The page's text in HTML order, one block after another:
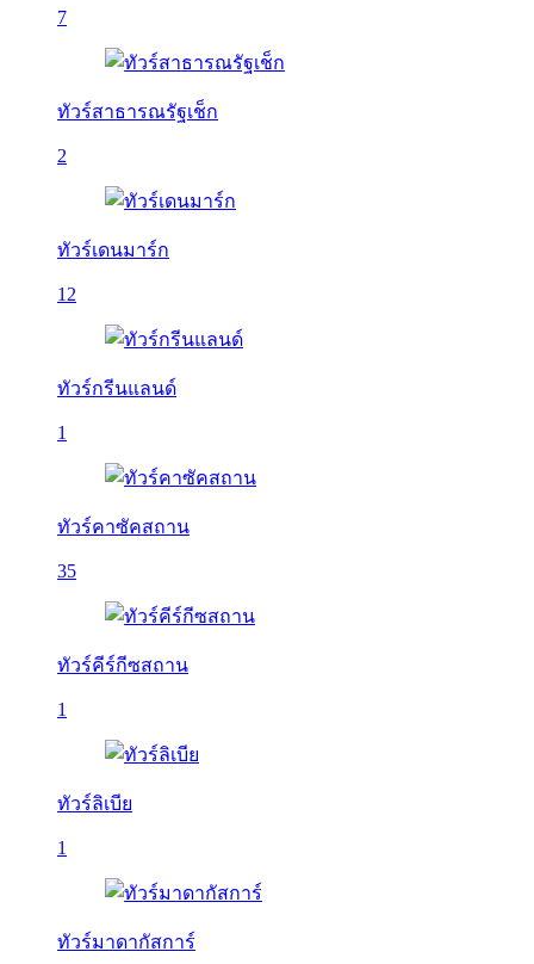
7
ทัวร์สาธารณรัฐเช็ก
2
ทัวร์เดนมาร์ก
12
ทัวร์กรีนแลนด์
1
ทัวร์คาซัคสถาน
35
ทัวร์คีร์กีซสถาน
1
ทัวร์ลิเบีย
1
ทัวร์มาดากัสการ์